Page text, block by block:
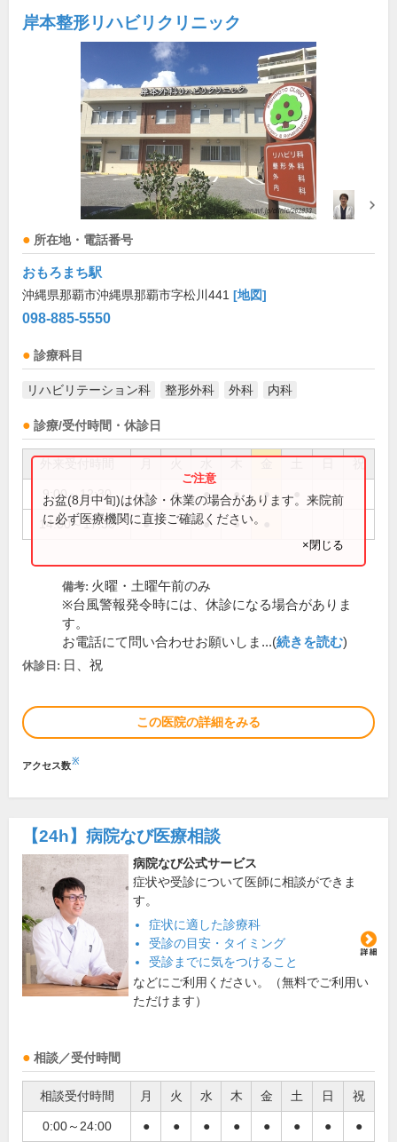
岸本整形リハビリクリニック
所在地・電話番号
おもろまち駅
沖縄県那覇市沖縄県那覇市字松川441 [地図]
098-885-5550
診療科目
リハビリテーション科 整形外科 外科 内科
診療/受付時間・休診日
祝
9:00～12:30 ● ● ● ● ●
14:00～17:30 ● ● ●
お盆(8月中旬)は休診・休業の場合があります。来院前
に必ず医療機関に直接ご確認ください。
×閉じる
備考: 火曜・土曜午前のみ
※台風警報発令時には、休診になる場合がありま
す。
お電話にて問い合わせお願いしま...(続きを読む)
休診日: 日、祝
この医院の詳細をみる
アクセス数※
【24h】 病院なび医療相談
病院なび公式サービス
症状や受診について医師に相談ができま
す。
症状に適した診療科
受診の目安・タイミング
受診までに気をつけること
などにご利用ください。（無料でご利用い
ただけます）
相談／受付時間
相談受付時間 月 火 水 木 金 土 日 祝
0:00～24:00 ● ● ● ● ● ● ● ●